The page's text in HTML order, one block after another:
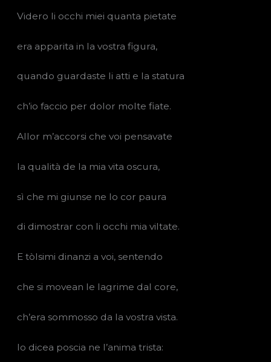
Videro li occhi miei quanta pietate
era apparita in la vostra figura,
quando guardaste li atti e la statura
ch’io faccio per dolor molte fiate.
Allor m’accorsi che voi pensavate
la qualità de la mia vita oscura,
sì che mi giunse ne lo cor paura
di dimostrar con li occhi mia viltate.
E tòlsimi dinanzi a voi, sentendo
che si movean le lagrime dal core,
ch’era sommosso da la vostra vista.
Io dicea poscia ne l’anima trista: